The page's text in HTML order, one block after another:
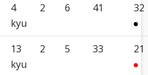
4
kyu
2 6 41 32
13
kyu
2 5 33 21